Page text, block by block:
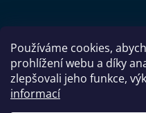
Používáme cookies,
prohlížení webu a díky
zlepšovali jeho funkce,
informací